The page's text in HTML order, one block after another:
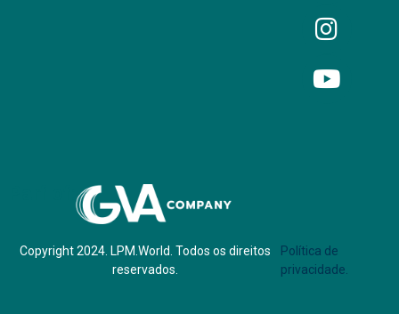
Copyright 2024. LPM.World. Todos os direitos
reservados.
Política de
privacidade.